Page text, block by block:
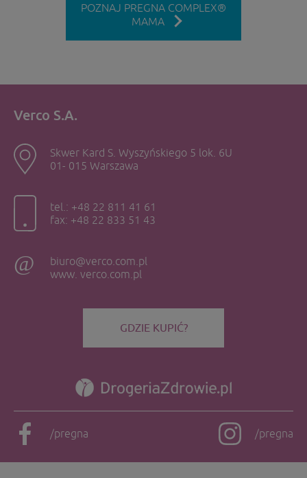
POZNAJ PREGNA COMPLEX®
MAMA
Verco S.A.
Skwer Kard S. Wyszyńskiego 5 lok. 6U
01- 015 Warszawa
tel.: +48 22 811 41 61
fax: +48 22 833 51 43
biuro@verco.com.pl
www. verco.com.pl
GDZIE KUPIĆ?
/pregna /pregna